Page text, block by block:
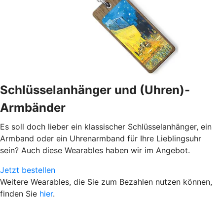
Schlüsselanhänger und (Uhren)-
Armbänder
Es soll doch lieber ein klassischer Schlüsselanhänger, ein
Armband oder ein Uhrenarmband für Ihre Lieblingsuhr
sein? Auch diese Wearables haben wir im Angebot.
Jetzt bestellen
Weitere Wearables, die Sie zum Bezahlen nutzen können,
finden Sie hier.